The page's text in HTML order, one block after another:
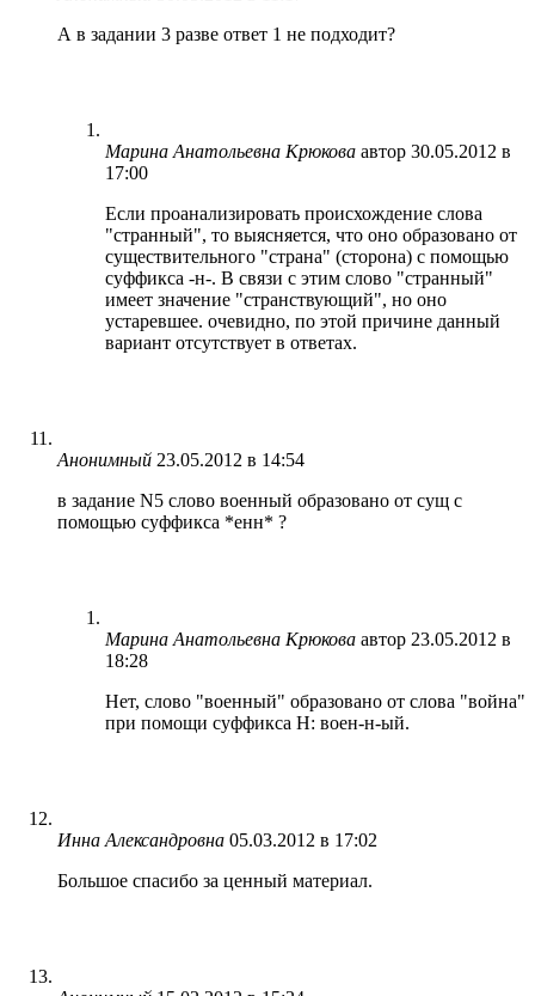
А в задании 3 разве ответ 1 не подходит?
Марина Анатольевна Крюкова автор 30.05.2012 в
17:00
Если проанализировать происхождение слова
"странный", то выясняется, что оно образовано от
существительного "страна" (сторона) с помощью
суффикса -н-. В связи с этим слово "странный"
имеет значение "странствующий", но оно
устаревшее. очевидно, по этой причине данный
вариант отсутствует в ответах.
Анонимный 23.05.2012 в 14:54
в задание N5 слово военный образовано от сущ с
помощью суффикса *енн* ?
Марина Анатольевна Крюкова автор 23.05.2012 в
18:28
Нет, слово "военный" образовано от слова "война"
при помощи суффикса Н: воен-н-ый.
Инна Александровна 05.03.2012 в 17:02
Большое спасибо за ценный материал.